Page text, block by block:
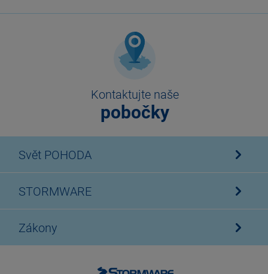
Kontaktujte naše
pobočky
Svět POHODA
STORMWARE
Zákony